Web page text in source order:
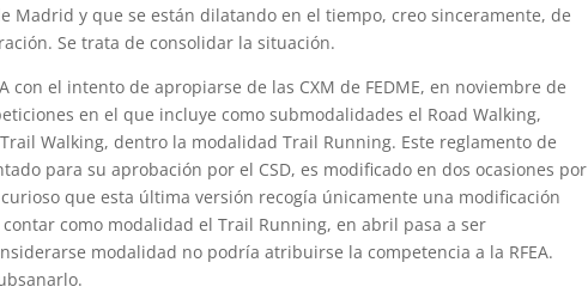
Madrid y que se están dilatando en el tiempo, creo sinceramente, de
Se trata de consolidar la situación.
con el intento de apropiarse de las CXM de FEDME, en noviembre de
en el que incluye como submodalidades el Road Walking,
Walking, dentro la modalidad Trail Running. Este reglamento de
para su aprobación por el CSD, es modificado en dos ocasiones por
que esta última versión recogía únicamente una modificación
como modalidad el Trail Running, en abril pasa a ser
modalidad no podría atribuirse la competencia a la RFEA.